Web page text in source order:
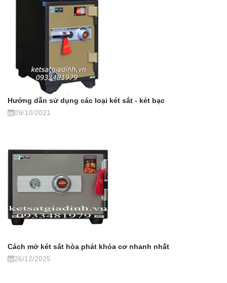
Hướng dẫn sử dụng các loại két sắt - két bạc
09/10/2021
Cách mở két sắt hòa phát khóa cơ nhanh nhất
26/12/2025